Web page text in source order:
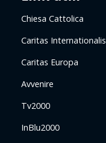
Chiesa Cattolica
Caritas Internationalis
Caritas Europa
Avvenire
Tv2000
InBlu2000